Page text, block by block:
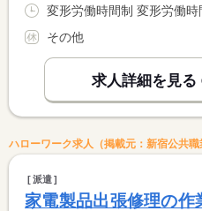
その他
求人詳細を見る
ハローワーク求人（掲載元：新宿公共職
派遣
家電製品出張修理の作